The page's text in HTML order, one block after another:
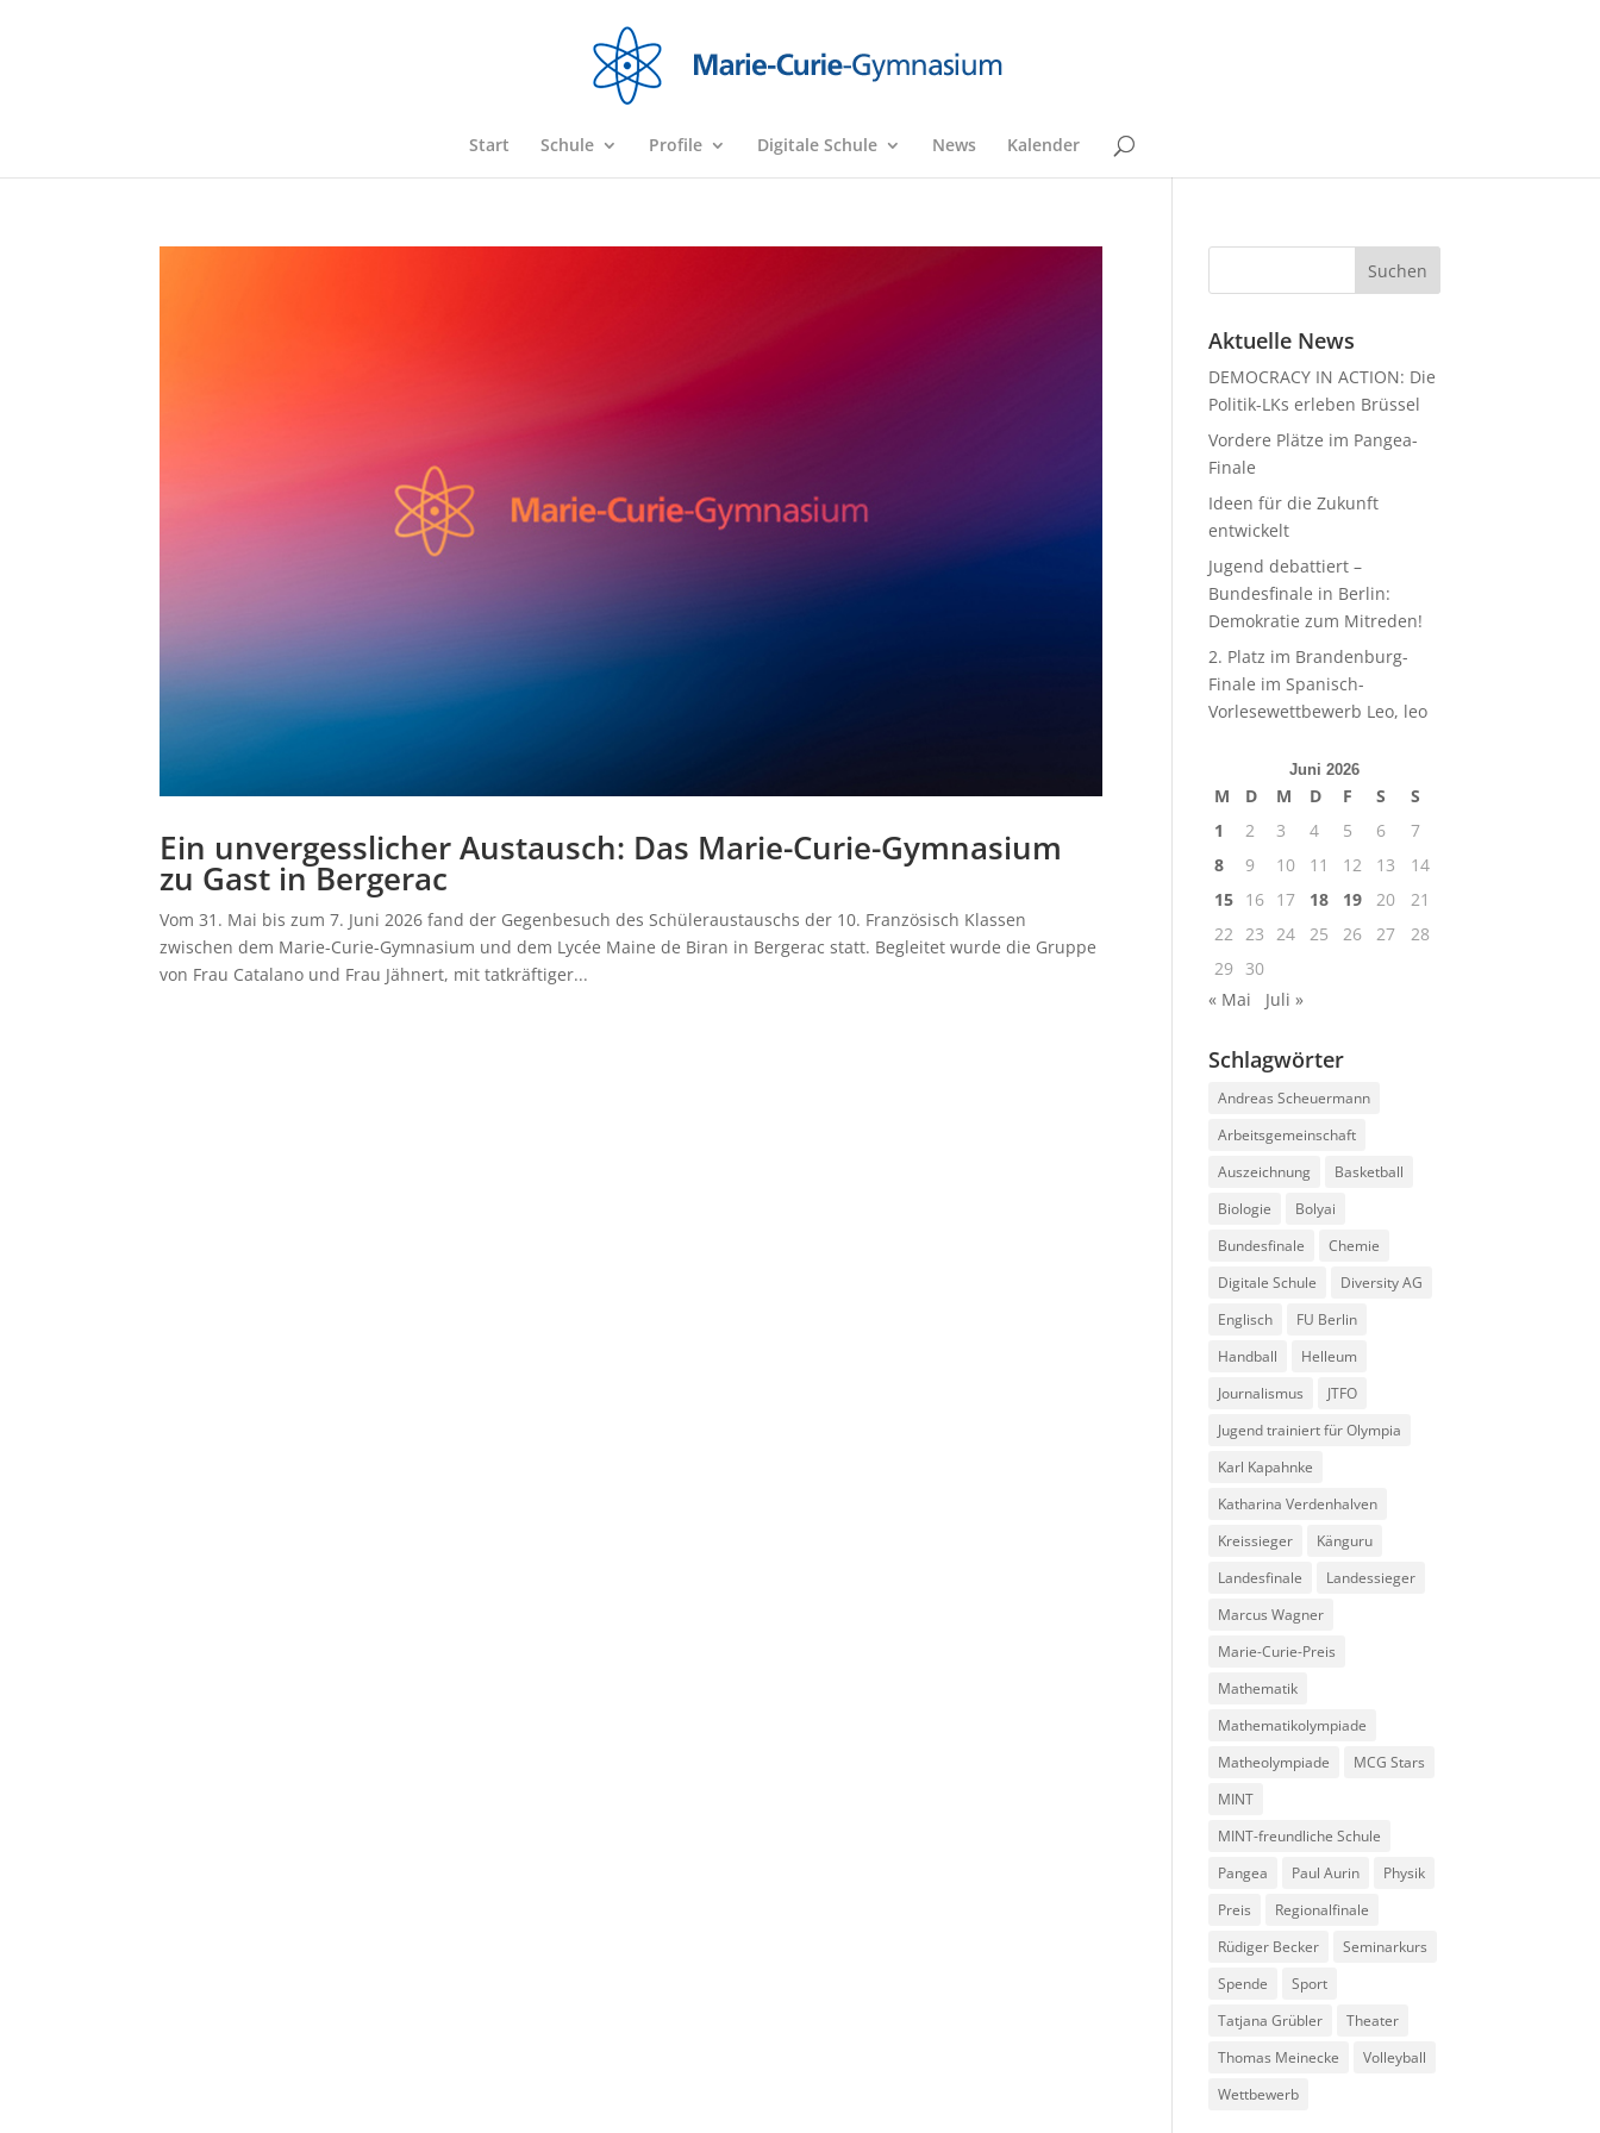
Start Schule Profile Digitale Schule News Kalender
Ein unvergesslicher Austausch: Das Marie-Curie-Gymnasium
zu Gast in Bergerac
Vom 31. Mai bis zum 7. Juni 2026 fand der Gegenbesuch des Schüleraustauschs der 10. Französisch Klassen
zwischen dem Marie-Curie-Gymnasium und dem Lycée Maine de Biran in Bergerac statt. Begleitet wurde die Gruppe
von Frau Catalano und Frau Jähnert, mit tatkräftiger...
Aktuelle News
DEMOCRACY IN ACTION: Die
Politik-LKs erleben Brüssel
Vordere Plätze im Pangea-
Finale
Ideen für die Zukunft
entwickelt
Jugend debattiert –
Bundesfinale in Berlin:
Demokratie zum Mitreden!
2. Platz im Brandenburg-
Finale im Spanisch-
Vorlesewettbewerb Leo, leo
Juni 2026
M D M D F S
S
1
2 3 4 5 6
7
8
9 10 11 12 13
14
15 16 17 18 19 20
21
22 23 24 25 26 27
28
29
30
« Mai
Juli »
Schlagwörter
Andreas Scheuermann
Arbeitsgemeinschaft
Auszeichnung
Basketball
Biologie
Bolyai
Bundesfinale
Chemie
Digitale Schule
Diversity AG
Englisch
FU Berlin
Handball
Helleum
Journalismus
JTFO
Jugend trainiert für Olympia
Karl Kapahnke
Katharina Verdenhalven
Kreissieger
Känguru
Landesfinale
Landessieger
Marcus Wagner
Marie-Curie-Preis
Mathematik
Mathematikolympiade
Matheolympiade
MCG Stars
MINT
MINT-freundliche Schule
Pangea
Paul Aurin
Physik
Preis
Regionalfinale
Rüdiger Becker
Seminarkurs
Spende
Sport
Tatjana Grübler
Theater
Thomas Meinecke
Volleyball
Wettbewerb